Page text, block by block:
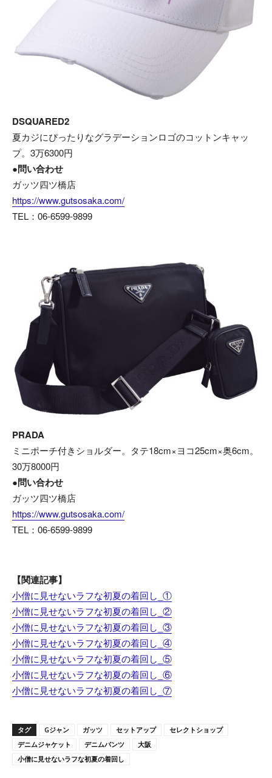
DSQUARED2
夏カジにぴったりなグラデーションロゴのコットンキャッ
プ。3万6300円
●問い合わせ
ガッツ四ツ橋店
https://www.gutsosaka.com/
TEL：06-6599-9899
PRADA
ミニポーチ付きショルダー。タテ18cm×ヨコ25cm×奥6cm。
30万8000円
●問い合わせ
ガッツ四ツ橋店
https://www.gutsosaka.com/
TEL：06-6599-9899
【関連記事】
小僧に見せないラフな初夏の着回し_①
小僧に見せないラフな初夏の着回し_②
小僧に見せないラフな初夏の着回し_③
小僧に見せないラフな初夏の着回し_④
小僧に見せないラフな初夏の着回し_⑤
小僧に見せないラフな初夏の着回し_⑥
小僧に見せないラフな初夏の着回し_⑦
タグ Gジャン ガッツ セットアップ
セレクトショップ
デニムジャケット
デニムパンツ
大阪
小僧に見せないラフな初夏の着回し